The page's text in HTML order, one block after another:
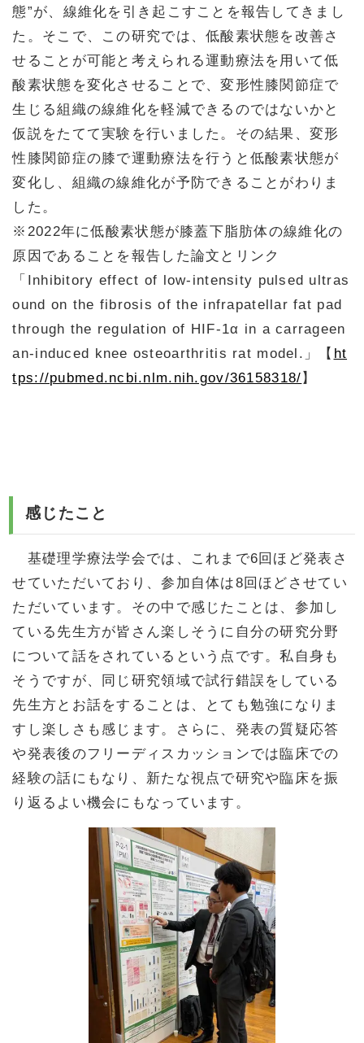
態”が、線維化を引き起こすことを報告してきまし
た。そこで、この研究では、低酸素状態を改善さ
せることが可能と考えられる運動療法を用いて低
酸素状態を変化させることで、変形性膝関節症で
生じる組織の線維化を軽減できるのではないかと
仮説をたてて実験を行いました。その結果、変形
性膝関節症の膝で運動療法を行うと低酸素状態が
変化し、組織の線維化が予防できることがわりま
した。
※2022年に低酸素状態が膝蓋下脂肪体の線維化の
原因であることを報告した論文とリンク
「Inhibitory effect of low‑intensity pulsed ultras
ound on the fibrosis of the infrapatellar fat pad
through the regulation of HIF‑1α in a carrageen
an‑induced knee osteoarthritis rat model.」【 ht
tps://pubmed.ncbi.nlm.nih.gov/36158318/ 】
感じたこと
基礎理学療法学会では、これまで6回ほど発表さ
せていただいており、参加自体は8回ほどさせてい
ただいています。その中で感じたことは、参加し
ている先生方が皆さん楽しそうに自分の研究分野
について話をされているという点です。私自身も
そうですが、同じ研究領域で試行錯誤をしている
先生方とお話をすることは、とても勉強になりま
すし楽しさも感じます。さらに、発表の質疑応答
や発表後のフリーディスカッションでは臨床での
経験の話にもなり、新たな視点で研究や臨床を振
り返るよい機会にもなっています。